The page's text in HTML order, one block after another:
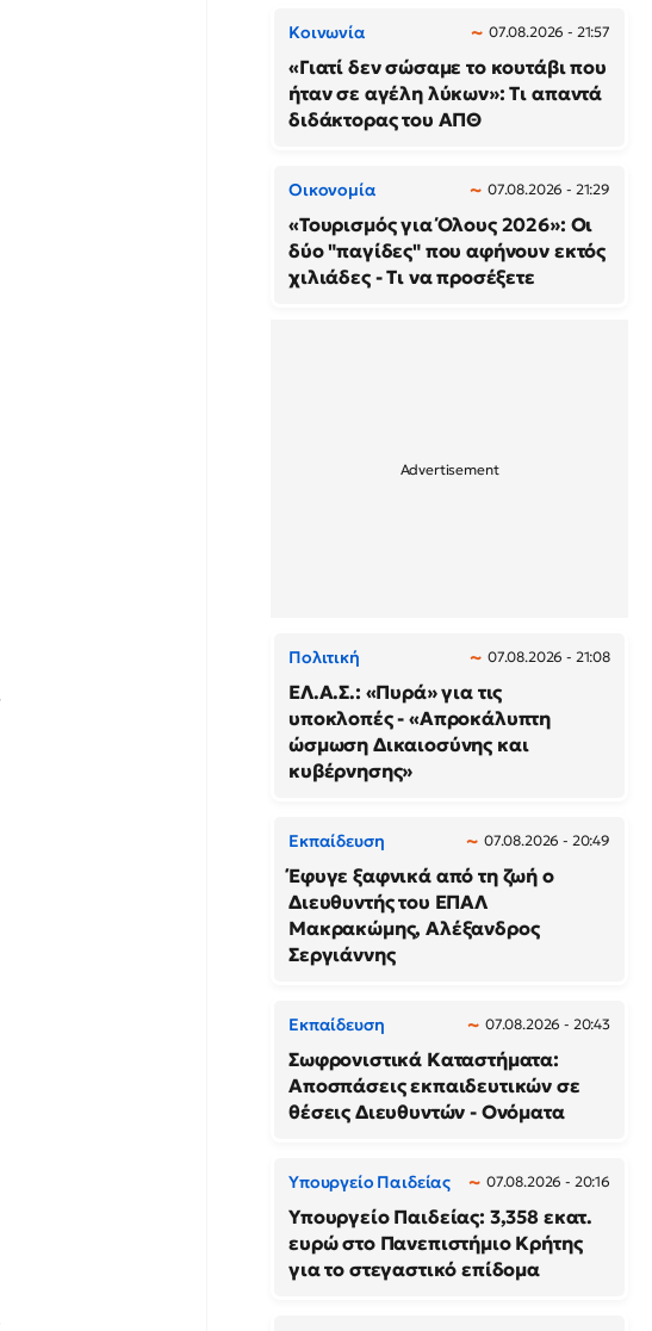
Κοινωνία 07.08.2026 - 21:57
«Γιατί δεν σώσαμε το κουτάβι που
ήταν σε αγέλη λύκων»: Τι απαντά
διδάκτορας του ΑΠΘ
Οικονομία 07.08.2026 - 21:29
«Τουρισμός για Όλους 2026»: Οι
δύο "παγίδες" που αφήνουν εκτός
χιλιάδες - Τι να προσέξετε
Πολιτική 07.08.2026 - 21:08
ΕΛ.Α.Σ.: «Πυρά» για τις
υποκλοπές - «Απροκάλυπτη
ώσμωση Δικαιοσύνης και
κυβέρνησης»
Εκπαίδευση 07.08.2026 - 20:49
Έφυγε ξαφνικά από τη ζωή ο
Διευθυντής του ΕΠΑΛ
Μακρακώμης, Αλέξανδρος
Σεργιάννης
Εκπαίδευση 07.08.2026 - 20:43
Σωφρονιστικά Καταστήματα:
Αποσπάσεις εκπαιδευτικών σε
θέσεις Διευθυντών - Ονόματα
Υπουργείο Παιδείας 07.08.2026 - 20:16
Υπουργείο Παιδείας: 3,358 εκατ.
ευρώ στο Πανεπιστήμιο Κρήτης
για το στεγαστικό επίδομα